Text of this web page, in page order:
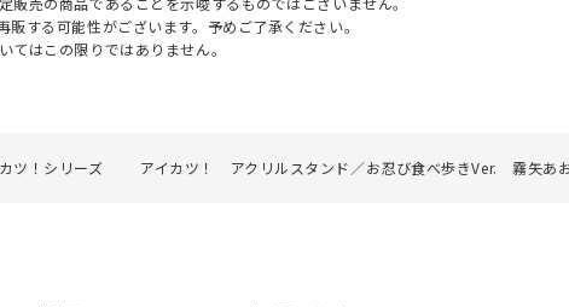
する可能性がございます。予めご了承ください。
はこの限りではありません。
ツ！シリーズ アイカツ！ アクリルスタンド／お忍び食べ歩きVer. 霧矢あ